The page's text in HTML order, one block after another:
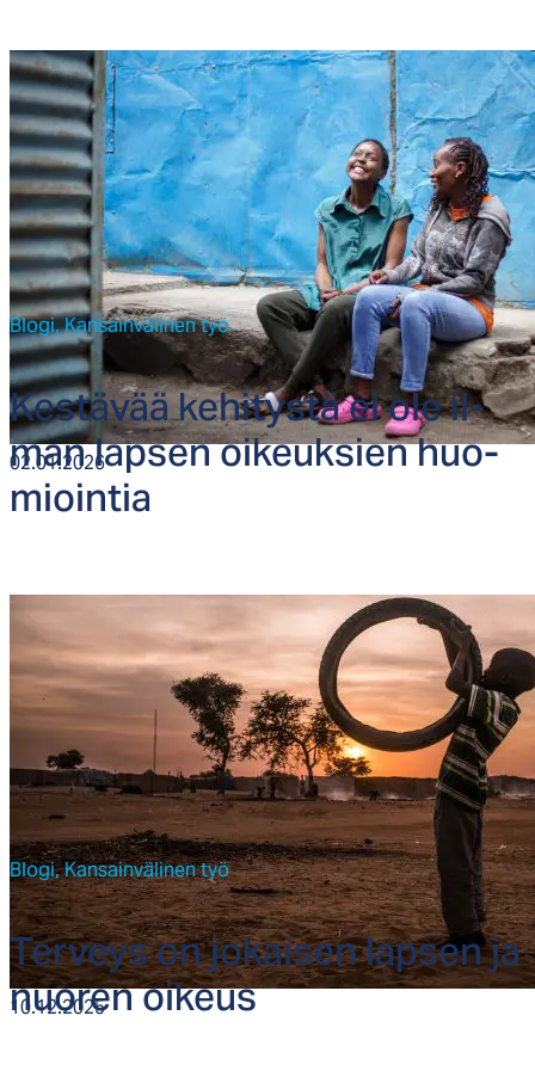
02.01.2026
Blogi,Kansainvälinen työ
Kes­tä­vää ke­hi­tys­tä ei ole il­
man lap­sen oi­keuk­sien huo­
mioin­tia
10.12.2025
Blogi,Kansainvälinen työ
Ter­veys on jo­kai­sen lap­sen ja
nuo­ren oi­keus